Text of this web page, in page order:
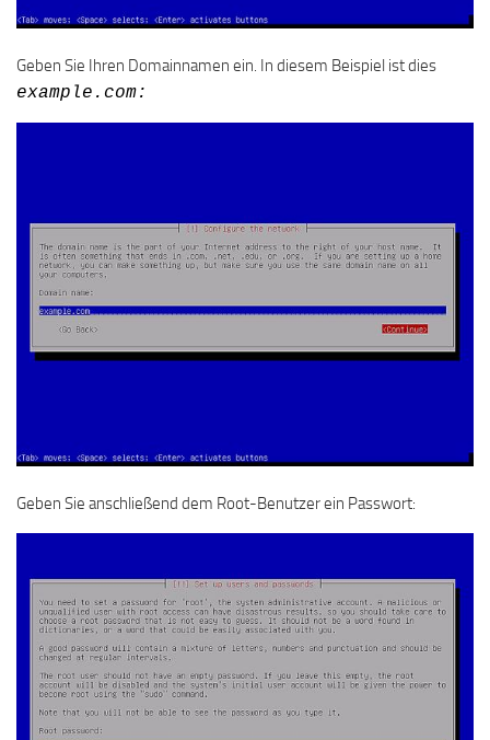
Geben Sie Ihren Domainnamen ein. In diesem Beispiel ist dies
example.com:
Geben Sie anschließend dem Root-Benutzer ein Passwort: